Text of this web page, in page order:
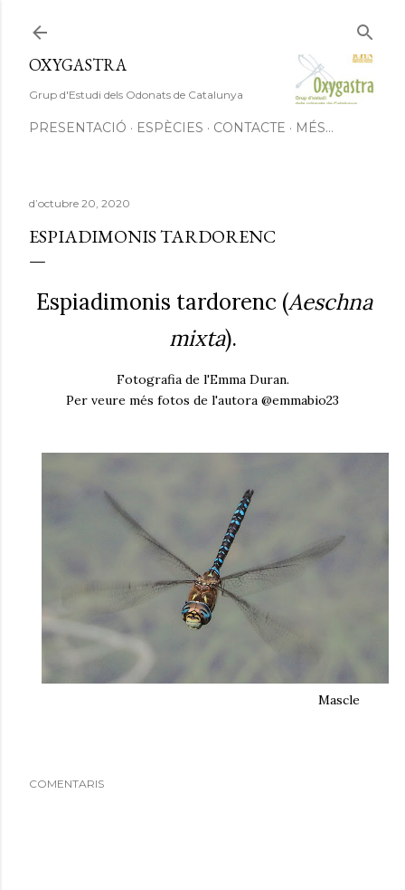
OXYGASTRA
Grup d'Estudi dels Odonats de Catalunya
PRESENTACIÓ ESPÈCIES CONTACTE MÉS…
d’octubre 20, 2020
ESPIADIMONIS TARDORENC
Espiadimonis tardorenc (Aeschna
mixta).
Fotografia de l'Emma Duran.
Per veure més fotos de l'autora @emmabio23
Mascle
COMENTARIS